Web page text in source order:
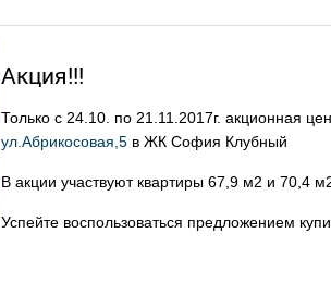
Акция!!!
Только с 24.10. по 21.11.2017г. акционная
ул.Абрикосовая,5 в ЖК София Клубный
В акции участвуют квартиры 67,9 м2 и 70,4
Успейте воспользоваться предложением